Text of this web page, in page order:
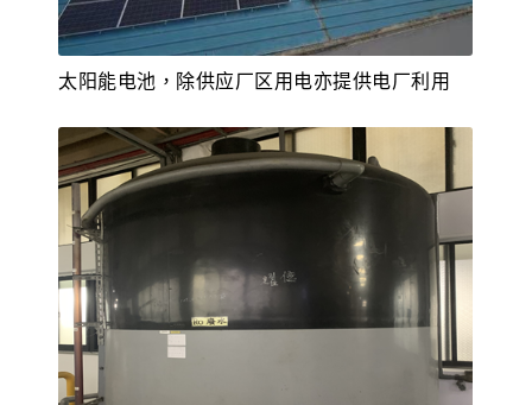
太阳能电池，除供应厂区用电亦提供电厂利用